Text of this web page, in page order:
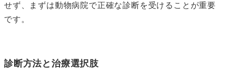
せず、まずは動物病院で正確な診断を受けることが重要
です。
診断方法と治療選択肢